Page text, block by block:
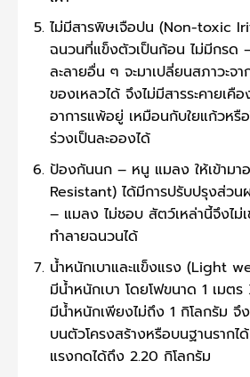
ไม่มีสารพิษเจือปน (Non-toxic
ฉนวนที่แข็งตัวเป็นก้อน ไม่มีกรด
ละลายอื่น ๆ จะมาเปลี่ยนสภาวะจ
ของเหลวได้ จึงไม่มีสารระคายเคื
อาการแพ้อยู่ เหมือนกับใยแก้วหรื
ร่วงเป็นละอองได้
ป้องกันนก – หนู แมลง ให้เข้ามา
Resistant) ได้มีการปรับปรุงส่ว
– แมลง ไม่ชอบ สัตว์เหล่านี้จึงไม่เ
ทำลายฉนวนได้
น้ำหนักเบาและแข็งแรง (Light
มีน้ำหนักเบา โดยโฟขนาด 1 เมต
มีน้ำหนักเพียงไม่ถึง 1 กิโลกรัม จึ
บนตัวโครงสร้างหรือบนฐานรากไ
แรงกดได้ถึง 2.20 กิโลกรัม